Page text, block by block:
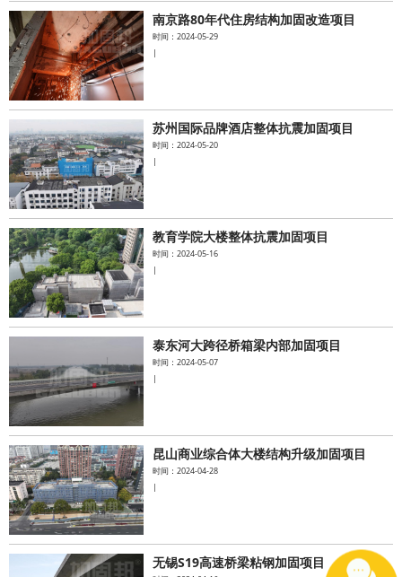
南京路80年代住房结构加固改造项目
时间：2024-05-29
|
苏州国际品牌酒店整体抗震加固项目
时间：2024-05-20
|
教育学院大楼整体抗震加固项目
时间：2024-05-16
|
泰东河大跨径桥箱梁内部加固项目
时间：2024-05-07
|
昆山商业综合体大楼结构升级加固项目
时间：2024-04-28
|
无锡S19高速桥梁粘钢加固项目